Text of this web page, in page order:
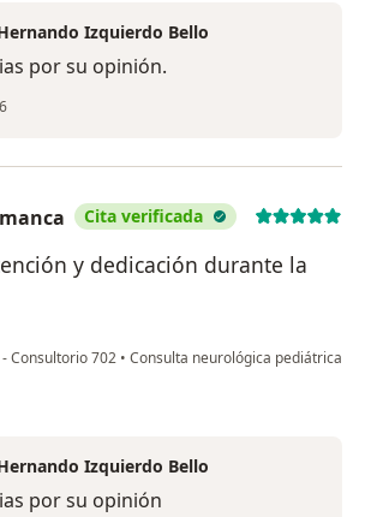
Izquierdo Bello
por su opinión.
Cita verificada
y dedicación durante la
Consultorio 702 • Consulta neurológica pediátrica
Tomas Salamanca
Izquierdo Bello
por su opinión